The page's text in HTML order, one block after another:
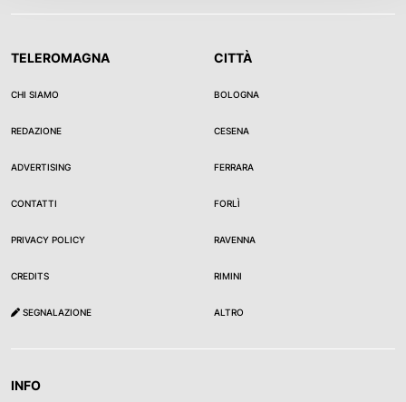
TELEROMAGNA
CHI SIAMO
REDAZIONE
ADVERTISING
CONTATTI
PRIVACY POLICY
CREDITS
SEGNALAZIONE
CITTÀ
BOLOGNA
CESENA
FERRARA
FORLÌ
RAVENNA
RIMINI
ALTRO
INFO